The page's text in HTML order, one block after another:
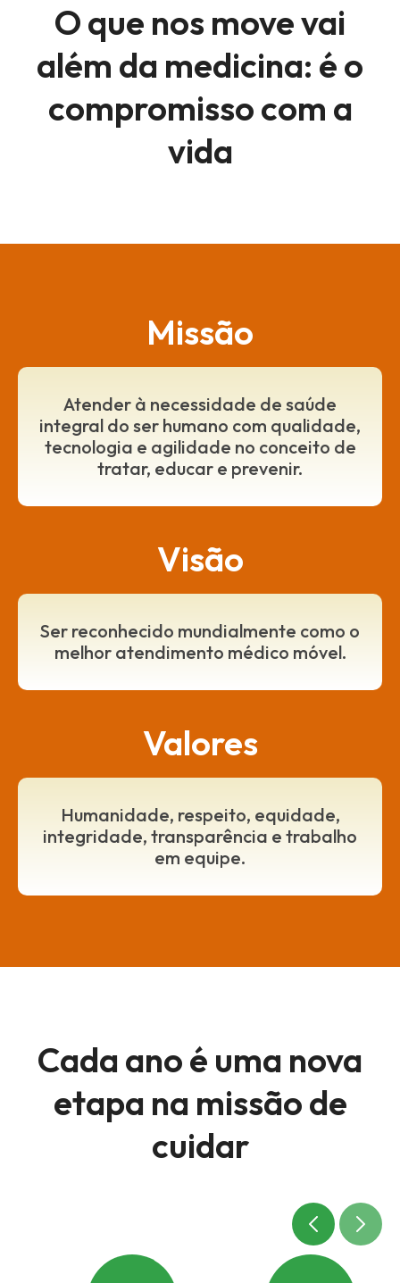
O que nos move vai
além da medicina: é o
compromisso com a
vida
Missão
Visão
Valores
Atender à necessidade de saúde
integral do ser humano com qualidade,
tecnologia e agilidade no conceito de
tratar, educar e prevenir.
Ser reconhecido mundialmente como o
melhor atendimento médico móvel.
Humanidade, respeito, equidade,
integridade, transparência e trabalho
em equipe.
Cada ano é uma nova
etapa na missão de
cuidar